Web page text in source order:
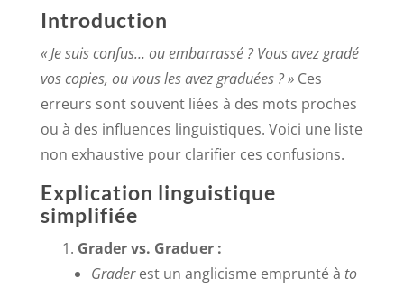
Introduction
« Je suis confus… ou embarrassé ? Vous avez gradé
vos copies, ou vous les avez graduées ? »Ces
erreurs sont souvent liées à des mots proches
ou à des influences linguistiques. Voici une liste
non exhaustive pour clarifier ces confusions.
Explication linguistique
simplifiée
Grader vs. Graduer :
Graderest un anglicisme emprunté à to